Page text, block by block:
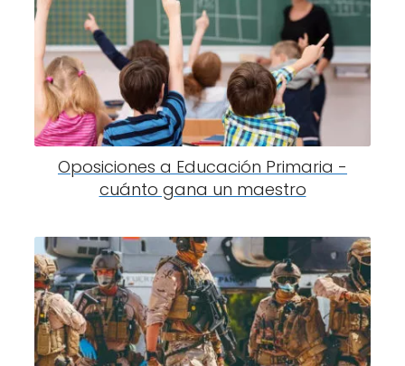
Oposiciones a Educación Primaria -
cuánto gana un maestro